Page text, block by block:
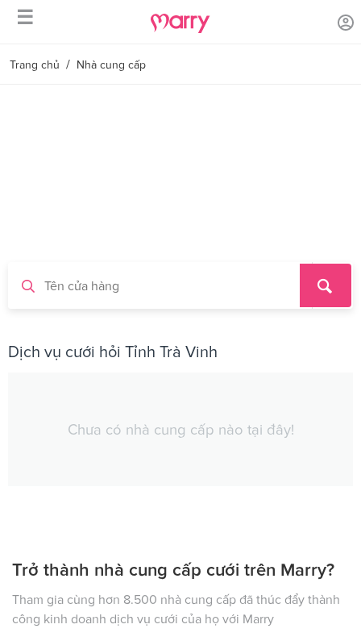
☰
Trang chủ / Nhà cung cấp
Dịch vụ cưới hỏi Tỉnh Trà Vinh
Chưa có nhà cung cấp nào tại đây!
Trở thành nhà cung cấp cưới trên Marry?
Tham gia cùng hơn 8.500 nhà cung cấp đã thúc đẩy thành
công kinh doanh dịch vụ cưới của họ với Marry